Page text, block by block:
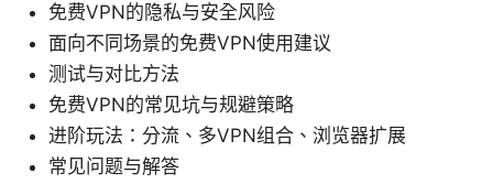
免费VPN的隐私与安全风险
面向不同场景的免费VPN使用建议
测试与对比方法
免费VPN的常见坑与规避策略
进阶玩法：分流、多VPN组合、浏览器扩展
常见问题与解答